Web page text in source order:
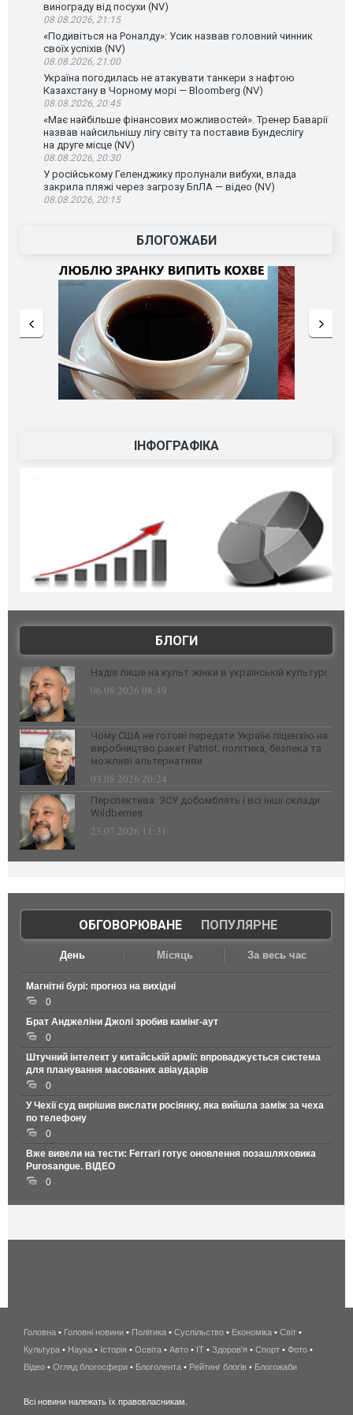
винограду від посухи (NV)
08.08.2026, 21:15
«Подивіться на Роналду»: Усик назвав головний чинник
своїх успіхів (NV)
08.08.2026, 21:00
Україна погодилась не атакувати танкери з нафтою
Казахстану в Чорному морі — Bloomberg (NV)
08.08.2026, 20:45
«Має найбільше фінансових можливостей». Тренер Баварії
назвав найсильнішу лігу світу та поставив Бундеслігу
на друге місце (NV)
08.08.2026, 20:30
У російському Геленджику пролунали вибухи, влада
закрила пляжі через загрозу БпЛА — відео (NV)
08.08.2026, 20:15
БЛОГОЖАБИ
ІНФОГРАФІКА
БЛОГИ
Надія лише на культ жінки в українській культурі
06.08.2026 08:49
Чому США не готові передати Україні ліцензію на
виробництво ракет Patriot: політика, безпека та
можливі альтернативи
03.08.2026 20:24
Перспектива: ЗСУ добомблять і всі інші склади
Wildberries
23.07.2026 11:31
ОБГОВОРЮВАНЕ| ПОПУЛЯРНЕ
День Місяць За весь час
Магнітні бурі: прогноз на вихідні
0
Брат Анджеліни Джолі зробив камінг-аут
0
Штучний інтелект у китайській армії: впроваджується система
для планування масованих авіаударів
0
У Чехії суд вирішив вислати росіянку, яка вийшла заміж за чеха
по телефону
0
Вже вивели на тести: Ferrari готує оновлення позашляховика
Purosangue. ВІДЕО
0
беспроводной
интернет
киев
Головна • Головні новини • Політика • Суспільство • Економіка • Світ •
Культура • Наука • Історія • Освіта • Авто • IT • Здоров'я • Спорт • Фото •
Відео • Огляд блогосфери • Блоголента • Рейтинг блогів • Блогожаби
Всі новини належать їх правовласникам.